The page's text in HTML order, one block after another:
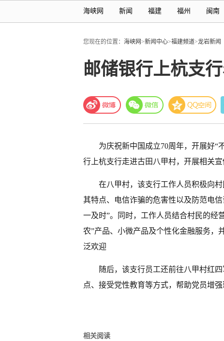
海峡网 新闻 福建 福州 闽南
您现在的位置： 海峡网>新闻中心>福建频道>龙岩新闻
邮储银行上杭支
为庆祝新中国成立70周年，开展好“
行上杭支行走进古田八甲村，开展相关宣
在八甲村，该支行工作人员积极向
其特点、电信诈骗的危害性以及防范电
一及时”。同时，工作人员结合村民的经
农”产品、小微产品及个性化金融服务，
泛欢迎
随后，该支行员工还前往八甲村红
点、接受党性教育等方式，帮助党员增
相关阅读